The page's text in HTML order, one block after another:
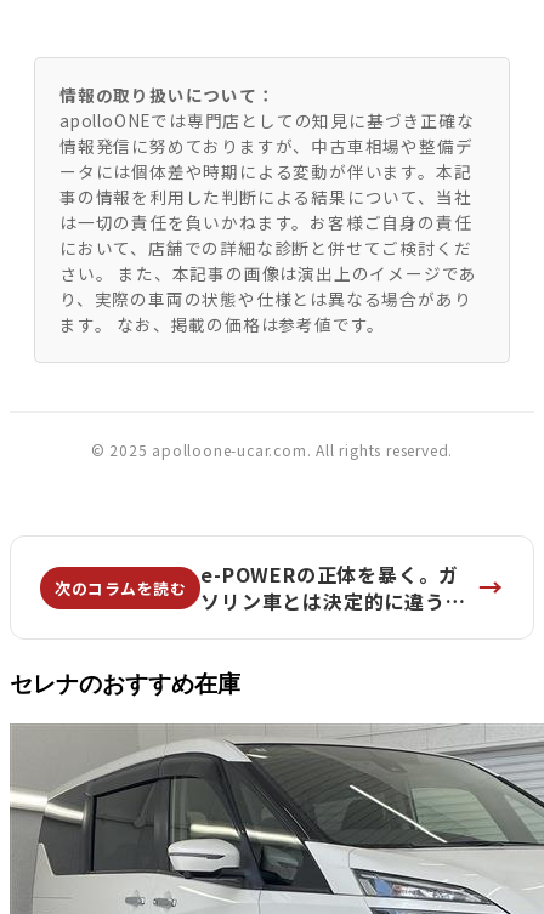
情報の取り扱いについて：
apolloONEでは専門店としての知見に基づき正確な
情報発信に努めておりますが、中古車相場や整備デ
ータには個体差や時期による変動が伴います。本記
事の情報を利用した判断による結果について、当社
は一切の責任を負いかねます。お客様ご自身の責任
において、店舗での詳細な診断と併せてご検討くだ
さい。 また、本記事の画像は演出上のイメージであ
り、実際の車両の状態や仕様とは異なる場合があり
ます。 なお、掲載の価格は参考値です。
© 2025 apolloone-ucar.com. All rights reserved.
次のコラムを読む
e-POWERの正体を暴く。ガ
ソリン車とは決定的に違う
apolloONE横浜六ッ川店
→
セレナのおすすめ在庫